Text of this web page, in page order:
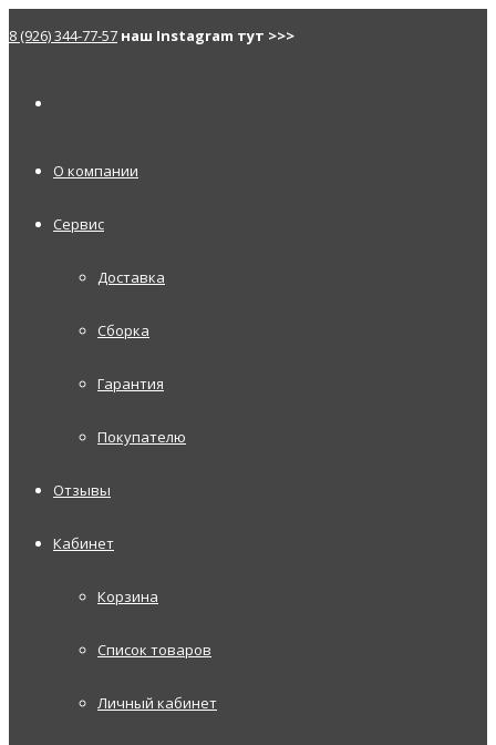
8 (926) 344-77-57 наш Instagram тут >>>
О компании
Сервис
Доставка
Сборка
Гарантия
Покупателю
Отзывы
Кабинет
Корзина
Список товаров
Личный кабинет